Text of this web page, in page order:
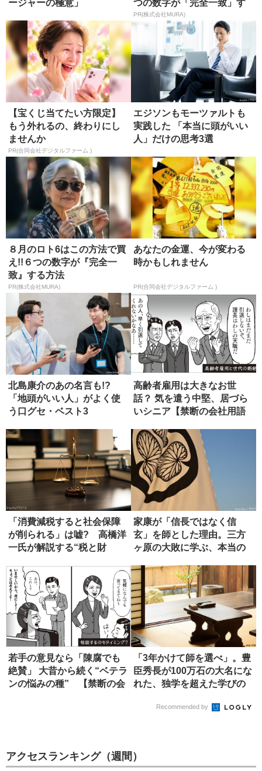
ージャーの極意」
つの数字が「完全一致」す
る方...
PR(株式会社MURA)
【宝くじ当てたい方限定】
もう外れるの、終わりにし
ませんか
PR(合同会社デジタルファーム )
エジソンもモーツァルトも
実践した 「本当に頭がいい
人」だけの思考3選
８月のロト6はこの方法で買
え!!６つの数字が『完全一
致』する方法
PR(株式会社MURA)
あなたの金運、今が変わる
時かもしれません
PR(合同会社デジタルファーム )
北島康介のあの名言も!?
「地頭がいい人」がよく使
う口グセ・ベスト3
高齢者雇用は大きなお世
話？ 気を遣う中堅、居づら
いシニア【禁断の会社用語
「消費減税すると社会保障
が削られる」は嘘? 高橋洋
一氏が解説する“税と財
家康が「信長ではなく信
玄」を師とした理由。三方
ヶ原の大敗に学ぶ、本当の
若手の意見なら「陳腐でも
絶賛」 大昔から続く“ベテラ
ンの悩みの種” 【禁断の会
「3年かけて師を選べ」。豊
臣秀長が100万石の大名にな
れた、独学を超えた学びの
Recommended by
アクセスランキング（週間）